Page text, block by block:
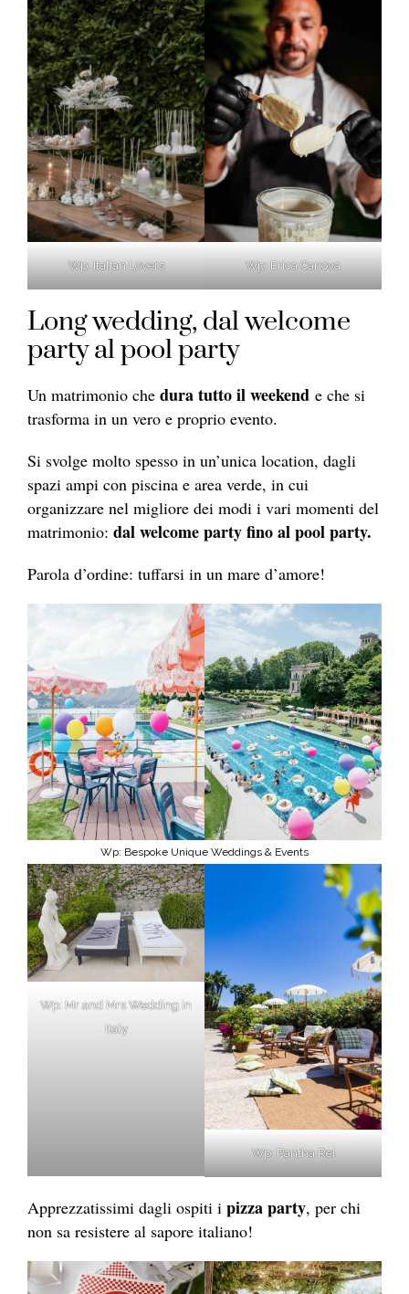
Wp: Italian Lovers Wp: Erica Canova
Long wedding, dal welcome
party al pool party
Un matrimonio che dura tutto il weekend e che si
trasforma in un vero e proprio evento.
Si svolge molto spesso in un’unica location, dagli
spazi ampi con piscina e area verde, in cui
organizzare nel migliore dei modi i vari momenti del
matrimonio: dal welcome party fino al pool party.
Parola d’ordine: tuffarsi in un mare d’amore!
Wp: Bespoke Unique Weddings & Events
Wp: Mr and Mrs Wedding in
Italy
Wp: Pantha Rei
Apprezzatissimi dagli ospiti i pizza party, per chi
non sa resistere al sapore italiano!